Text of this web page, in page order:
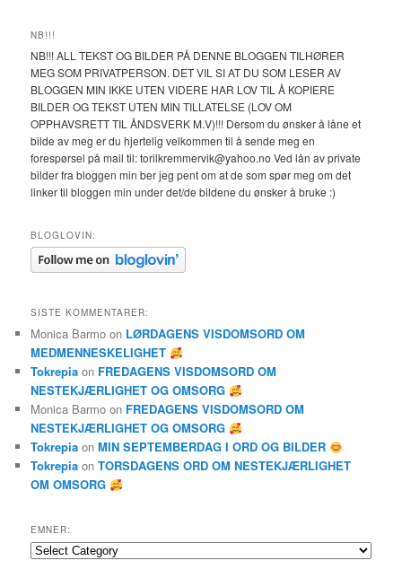
NB!!!
NB!!! ALL TEKST OG BILDER PÅ DENNE BLOGGEN TILHØRER
MEG SOM PRIVATPERSON. DET VIL SI AT DU SOM LESER AV
BLOGGEN MIN IKKE UTEN VIDERE HAR LOV TIL Å KOPIERE
BILDER OG TEKST UTEN MIN TILLATELSE (LOV OM
OPPHAVSRETT TIL ÅNDSVERK M.V)!!! Dersom du ønsker å låne et
bilde av meg er du hjertelig velkommen til å sende meg en
forespørsel på mail til: torilkremmervik@yahoo.no Ved lån av private
bilder fra bloggen min ber jeg pent om at de som spør meg om det
linker til bloggen min under det/de bildene du ønsker å bruke :)
BLOGLOVIN:
SISTE KOMMENTARER:
Monica Barmo on LØRDAGENS VISDOMSORD OM
MEDMENNESKELIGHET
Tokrepia on FREDAGENS VISDOMSORD OM
NESTEKJÆRLIGHET OG OMSORG
Monica Barmo on FREDAGENS VISDOMSORD OM
NESTEKJÆRLIGHET OG OMSORG
Tokrepia onMIN SEPTEMBERDAG I ORD OG BILDER
Tokrepia onTORSDAGENS ORD OM NESTEKJÆRLIGHET
OM OMSORG
EMNER:
Emner: